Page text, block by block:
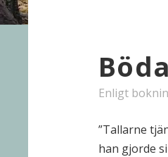
Enligt
”Tallarne
han gjorde